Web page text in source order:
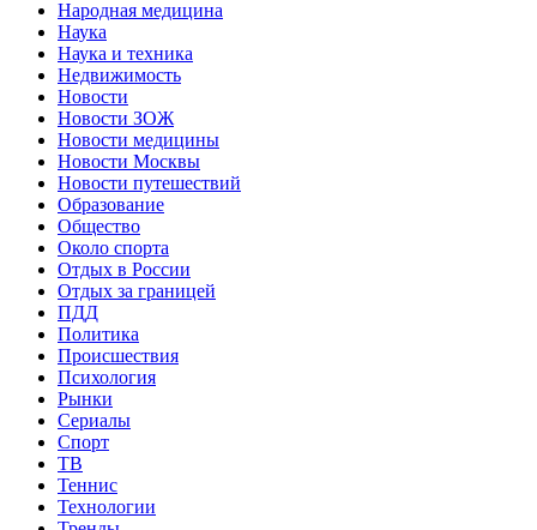
Народная медицина
Наука
Наука и техника
Недвижимость
Новости
Новости ЗОЖ
Новости медицины
Новости Москвы
Новости путешествий
Образование
Общество
Около спорта
Отдых в России
Отдых за границей
ПДД
Политика
Происшествия
Психология
Рынки
Сериалы
Спорт
ТВ
Теннис
Технологии